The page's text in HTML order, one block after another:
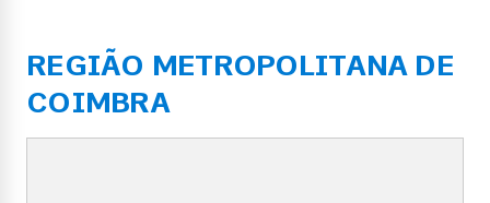
REGIÃO METROPOLITANA DE
COIMBRA